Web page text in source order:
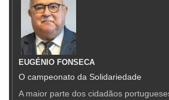
EUGÉNIO FONSECA
O campeonato da Solidariedade
A maior parte dos cidadãos